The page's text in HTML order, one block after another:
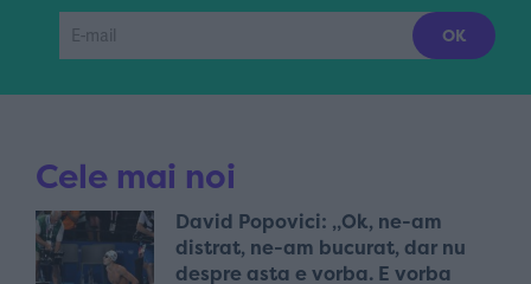
Cele mai noi
David Popovici: „Ok, ne-am
distrat, ne-am bucurat, dar nu
despre asta e vorba. E vorba